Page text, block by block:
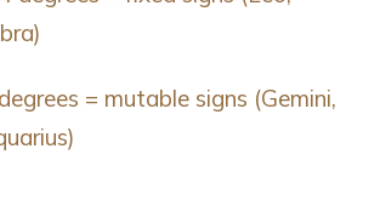
= mutable signs (Gemini,